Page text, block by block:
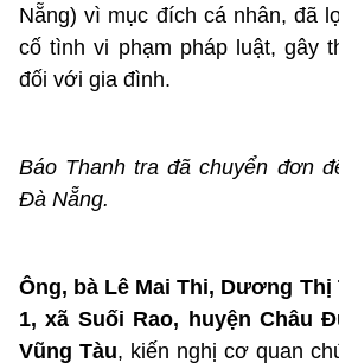
Nẵng) vì mục đích cá nhân, đã
cố tình vi phạm pháp luật, gây
đối với gia đình.
Báo Thanh tra đã chuyển đơn
Đà Nẵng.
Ông, bà Lê Mai Thi, Dương Thị
1, xã Suối Rao, huyện Châu
Vũng Tàu, kiến nghị cơ quan